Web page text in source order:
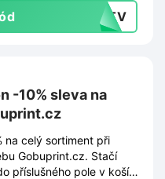
FUTV
-10% sleva na
na celý sortiment při
Gobuprint.cz. Stačí
příslušného pole v košíku